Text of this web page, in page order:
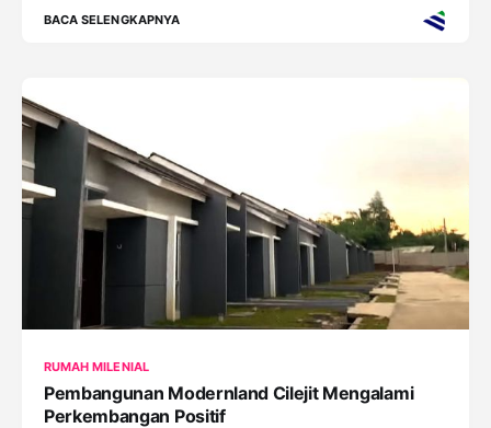
BACA SELENGKAPNYA
RUMAH MILENIAL
Pembangunan Modernland Cilejit Mengalami
Perkembangan Positif